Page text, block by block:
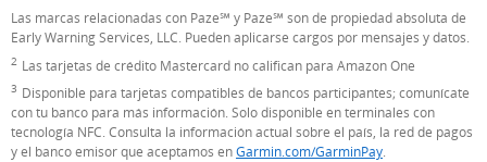
Las marcas relacionadas con Paze℠ y Paze℠ son de propiedad absoluta de
Early Warning Services, LLC. Pueden aplicarse cargos por mensajes y datos.
Nota al pie de página
2 Las tarjetas de crédito Mastercard no califican para Amazon One
Nota al pie de página
3 Disponible para tarjetas compatibles de bancos participantes; comunícate
con tu banco para más información. Solo disponible en terminales con
tecnología NFC. Consulta la información actual sobre el país, la red de pagos
y el banco emisor que aceptamos enGarmin.com/GarminPay(Se abre en
.